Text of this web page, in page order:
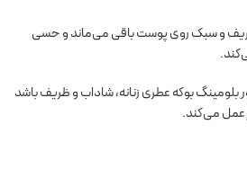
و سبک روی پوست باقی می‌ماند و حسی
بوکه عطری زنانه، شاداب و ظریف باشد
عمل می‌کند.